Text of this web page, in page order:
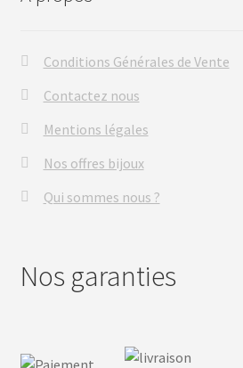
Conditions Générales de Vente
Contactez nous
Mentions légales
Nos offres bijoux
Qui sommes nous ?
Nos garanties